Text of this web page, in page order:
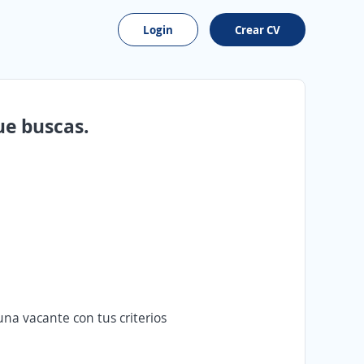
Login Crear CV
buscas.
vacante con tus criterios